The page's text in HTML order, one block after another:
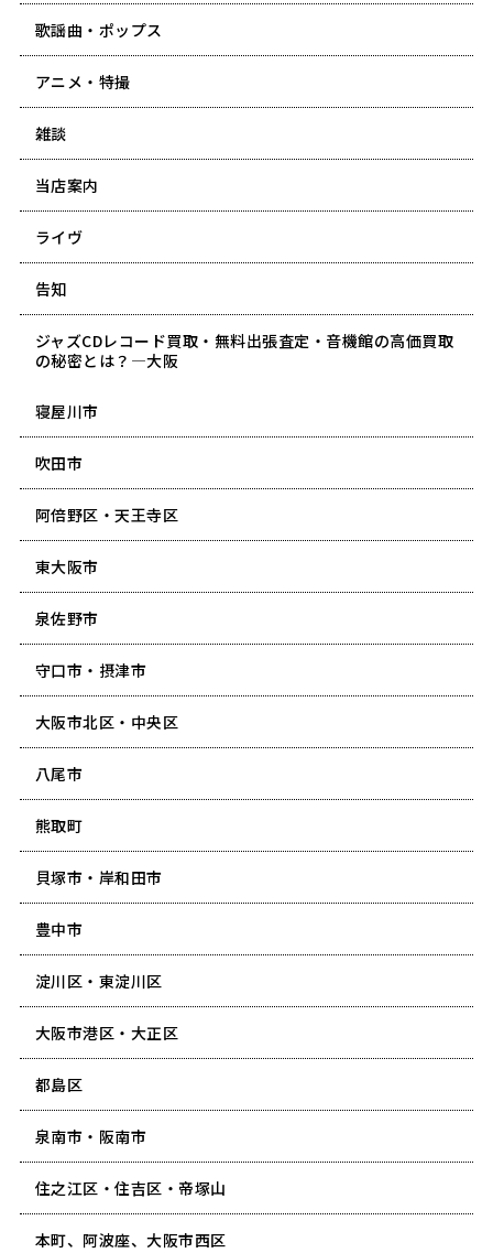
歌謡曲・ポップス
アニメ・特撮
雑談
当店案内
ライヴ
告知
ジャズCDレコード買取・無料出張査定・音機館の高価買取
の秘密とは？―大阪
寝屋川市
吹田市
阿倍野区・天王寺区
東大阪市
泉佐野市
守口市・摂津市
大阪市北区・中央区
八尾市
熊取町
貝塚市・岸和田市
豊中市
淀川区・東淀川区
大阪市港区・大正区
都島区
泉南市・阪南市
住之江区・住吉区・帝塚山
本町、阿波座、大阪市西区